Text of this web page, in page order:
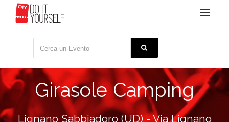
Toggle
Girasole Camping
Lignano Sabbiadoro (UD) - Via Lignano